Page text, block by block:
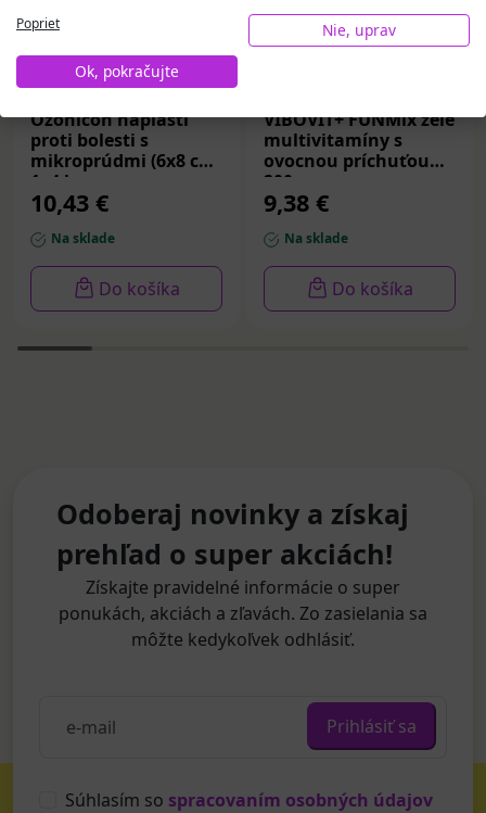
Ozonicon náplasti
proti bolesti s
mikroprúdmi (6x8 cm)
1x4 ks
10,43 €
Na sklade
Do košíka
VIBOVIT+ FUNMix želé
multivitamíny s
ovocnou príchuťou
200 g
9,38 €
Na sklade
Do košíka
Odoberaj novinky a získaj
prehľad o super akciách!
Získajte pravidelné informácie o super
ponukách, akciách a zľavách. Zo zasielania sa
môžte kedykoľvek odhlásiť.
Prihlásiť sa
Súhlasím so spracovaním osobných údajov
Poprieť
Nie, uprav
Ok, pokračujte